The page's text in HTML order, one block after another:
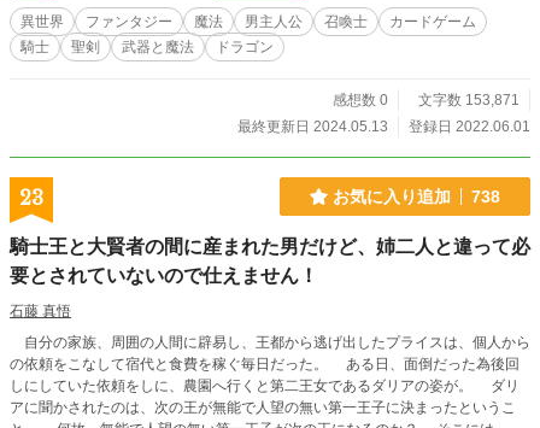
異世界 ファンタジー 魔法 男主人公 召喚士
カードゲーム
騎士
聖剣 武器と魔法 ドラゴン
感想数 0
文字数 153,871
最終更新日 2024.05.13
登録日 2022.06.01
23 お気に入り追加 738
騎士王と大賢者の間に産まれた男だけど、姉二人と違って必
要とされていないので仕えません！
石藤 真悟
自分の家族、周囲の人間に辟易し、王都から逃げ出したプライスは、個人から
の依頼をこなして宿代と食費を稼ぐ毎日だった。 ある日、面倒だった為後回
しにしていた依頼をしに、農園へ行くと第二王女であるダリアの姿が。 ダリ
アに聞かされたのは、次の王が無能で人望の無い第一王子に決まったというこ